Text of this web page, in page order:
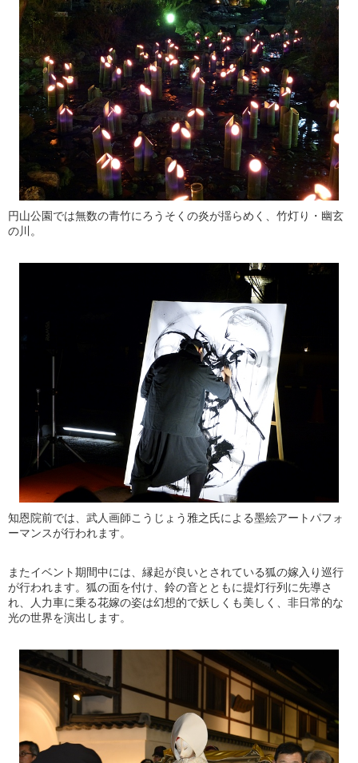
円山公園では無数の青竹にろうそくの炎が揺らめく、竹灯り・幽玄
の川。
知恩院前では、武人画師こうじょう雅之氏による墨絵アートパフォ
ーマンスが行われます。
またイベント期間中には、縁起が良いとされている狐の嫁入り巡行
が行われます。狐の面を付け、鈴の音とともに提灯行列に先導さ
れ、人力車に乗る花嫁の姿は幻想的で妖しくも美しく、非日常的な
光の世界を演出します。